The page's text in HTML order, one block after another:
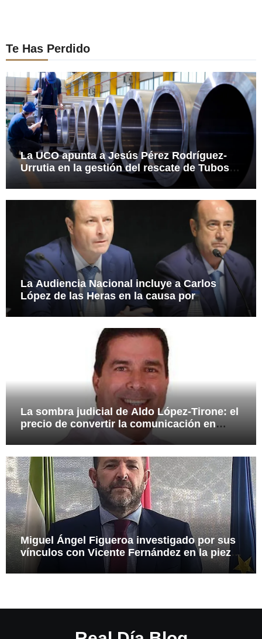
Te Has Perdido
La UCO apunta a Jesús Pérez Rodríguez-
Urrutia en la gestión del rescate de Tubos
Reunidos
La Audiencia Nacional incluye a Carlos
López de las Heras en la causa por
presuntas irregularidades en el rescate de
112,8 millones a Tubos Reunidos
La sombra judicial de Aldo López-Tirone: el
precio de convertir la comunicación en
Miguel Ángel Figueroa investigado por sus
vínculos con Vicente Fernández en la pieza